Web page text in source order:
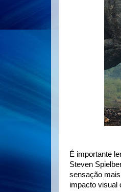
É importante
Steven
sensação
impacto visual